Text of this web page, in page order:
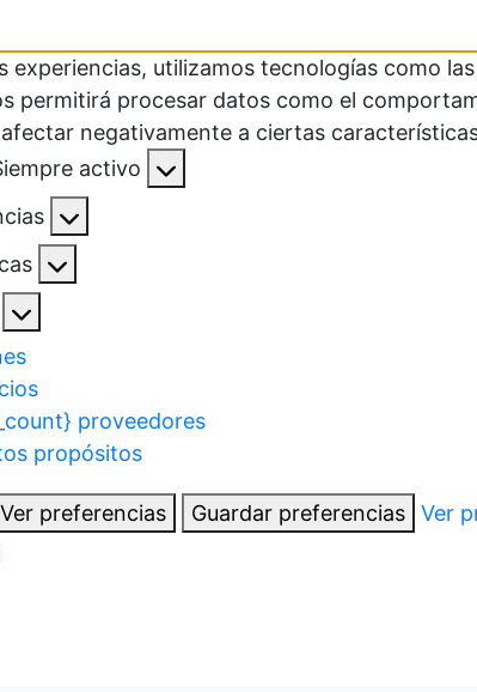
experiencias, utilizamos tecnologías como
permitirá procesar datos como el
negativamente a ciertas
activo
proveedores
propósitos
Ver preferencias Guardar preferencias
Ver